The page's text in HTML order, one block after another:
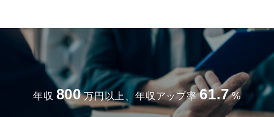
年収 800 万円以上、年収アップ率 61.7 %